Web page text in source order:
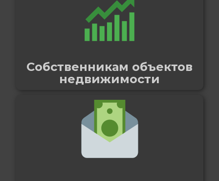
Собственникам объектов
недвижимости